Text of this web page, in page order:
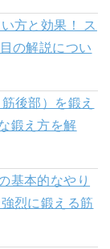
方と効果！ ス
の解説につい
後部）を鍛え
鍛え方を解
基本的なやり
烈に鍛える筋